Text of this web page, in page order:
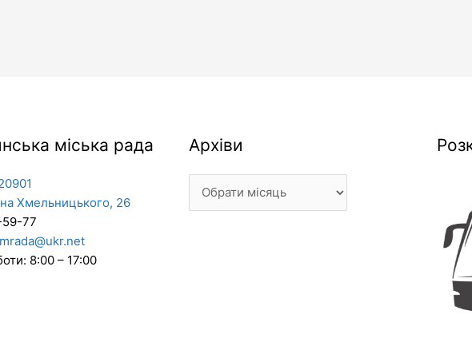
міська рада
Хмельницького, 26
77
8:00 – 17:00
Архіви
Архіви